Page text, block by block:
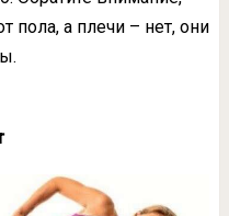
пола, а плечи – нет, они